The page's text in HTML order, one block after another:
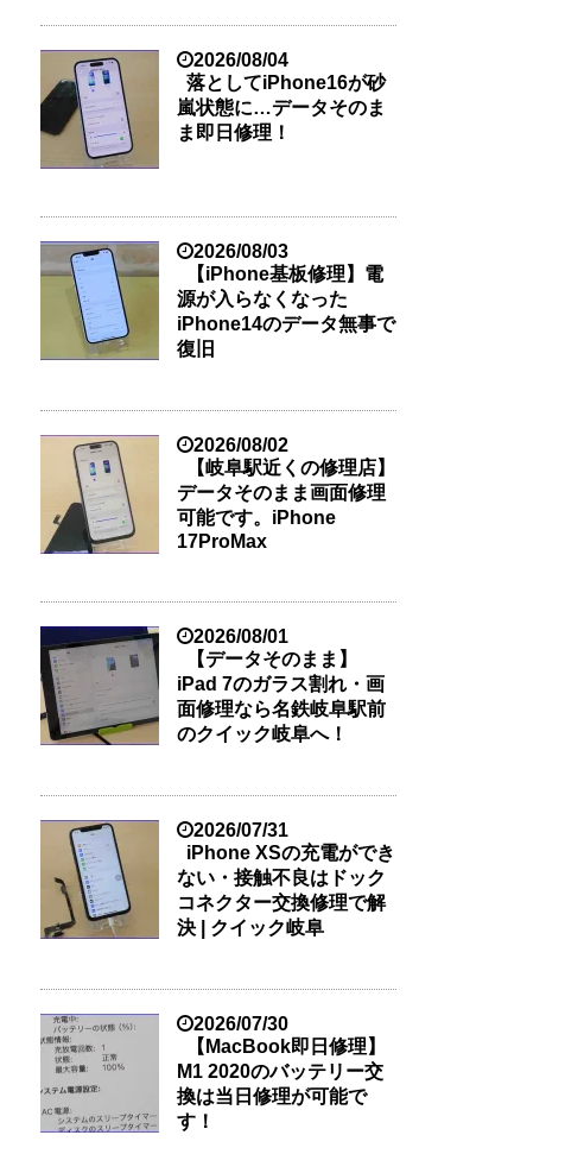
2026/08/04
落としてiPhone16が砂
嵐状態に…データそのま
ま即日修理！
2026/08/03
【iPhone基板修理】電
源が入らなくなった
iPhone14のデータ無事で
復旧
2026/08/02
【岐阜駅近くの修理店】
データそのまま画面修理
可能です。iPhone
17ProMax
2026/08/01
【データそのまま】
iPad 7のガラス割れ・画
面修理なら名鉄岐阜駅前
のクイック岐阜へ！
2026/07/31
iPhone XSの充電ができ
ない・接触不良はドック
コネクター交換修理で解
決 | クイック岐阜
2026/07/30
【MacBook即日修理】
M1 2020のバッテリー交
換は当日修理が可能で
す！